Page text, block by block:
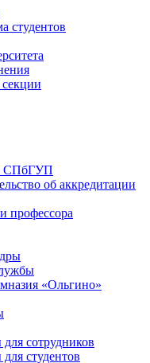
студентов
СПбГУП
об аккредитации
профессора
«Ольгино»
сотрудников
студентов